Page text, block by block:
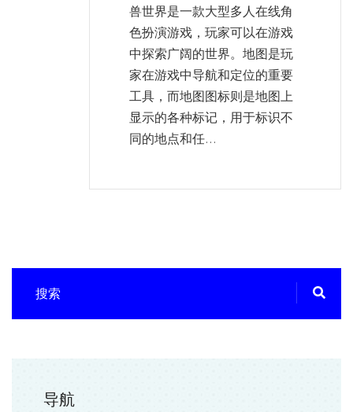
兽世界是一款大型多人在线角
色扮演游戏，玩家可以在游戏
中探索广阔的世界。地图是玩
家在游戏中导航和定位的重要
工具，而地图图标则是地图上
显示的各种标记，用于标识不
同的地点和任...
导航